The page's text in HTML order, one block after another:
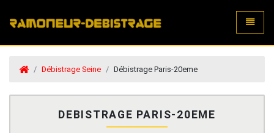
Débistrage Seine Débistrage Paris-20eme
DEBISTRAGE PARIS-20EME